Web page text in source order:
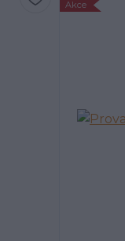
Akce